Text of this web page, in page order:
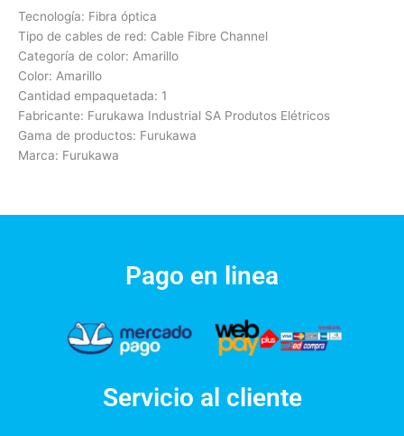
Tecnología: Fibra óptica
Tipo de cables de red: Cable Fibre Channel
Categoría de color: Amarillo
Color: Amarillo
Cantidad empaquetada: 1
Fabricante: Furukawa Industrial SA Produtos Elétricos
Gama de productos: Furukawa
Marca: Furukawa
Pago en linea
Servicio al cliente